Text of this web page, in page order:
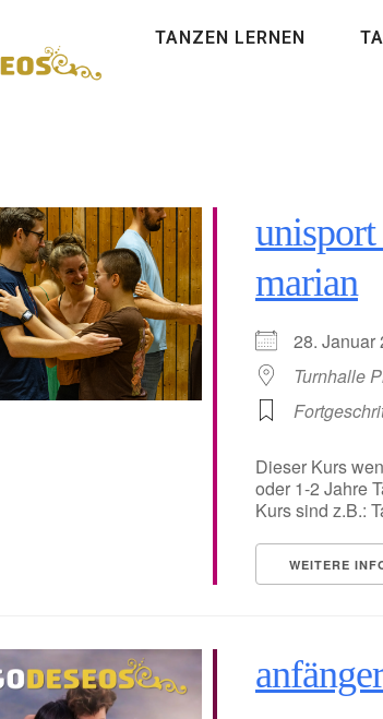
TANZEN LERNEN
marian
28.
Turnhalle
Dieser Kurs
oder 1-2 Jahre
Kurs sind z.B.:
WEITERE